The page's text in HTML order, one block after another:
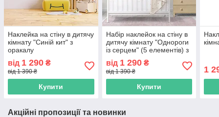
Наклейка на стіну в дитячу
кімнату "Синій кит" з
оракалу
від 1 290 ₴
від 1 390 ₴
Купити
Набір наклейок на стіну в
дитячу кімнату "Однороги
із серцем" (5 елементів) з
від 1 290₴
від 1 390 ₴
Купити
1
Акційні пропозиції та новинки